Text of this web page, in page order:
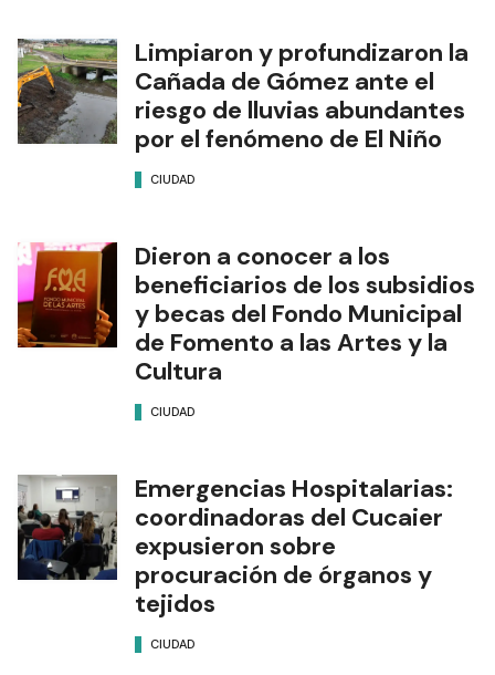
Limpiaron y profundizaron la
Cañada de Gómez ante el
riesgo de lluvias abundantes
por el fenómeno de El Niño
CIUDAD
Dieron a conocer a los
beneficiarios de los subsidios
y becas del Fondo Municipal
de Fomento a las Artes y la
Cultura
CIUDAD
Emergencias Hospitalarias:
coordinadoras del Cucaier
expusieron sobre
procuración de órganos y
tejidos
CIUDAD